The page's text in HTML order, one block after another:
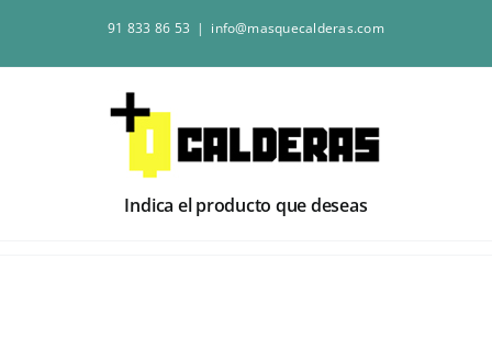
contenido
91 833 86 53 | info@masquecalderas.com
Indica el producto que deseas